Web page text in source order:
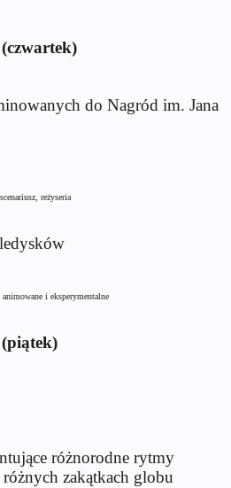
do Nagród im. Jana
reżyseria
i eksperymentalne
różnorodne rytmy
różnych zakątkach globu